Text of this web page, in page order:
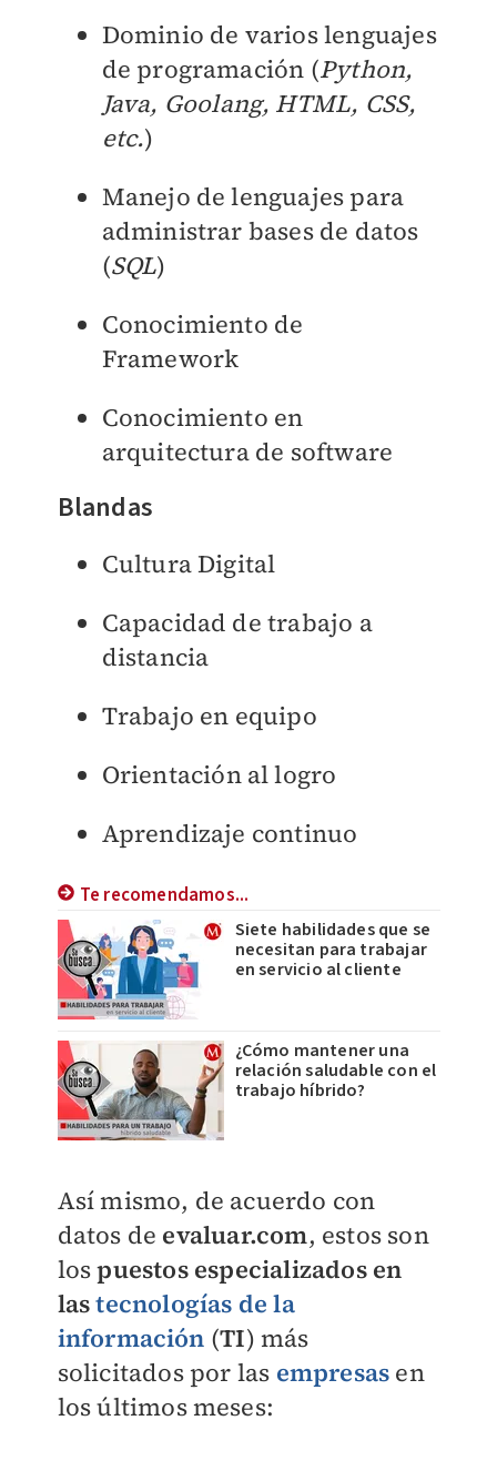
Dominio de varios lenguajes
de programación (Python,
Java, Goolang, HTML, CSS,
etc.)
Manejo de lenguajes para
administrar bases de datos
(SQL)
Conocimiento de
Framework
Conocimiento en
arquitectura de software
Blandas
Cultura Digital
Capacidad de trabajo a
distancia
Trabajo en equipo
Orientación al logro
Aprendizaje continuo
Te recomendamos...
Siete habilidades que se
necesitan para trabajar
en servicio al cliente
¿Cómo mantener una
relación saludable con el
trabajo híbrido?
Así mismo, de acuerdo con
datos de evaluar.com, estos son
lospuestos especializados en
lastecnologías de la
información (TI) más
solicitados por las empresas en
los últimos meses: